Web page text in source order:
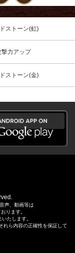
ストーン(虹)
撃力アップ
ストーン(金)
声、動画等は
ります。
たします。
れら内容の正確性を保証して